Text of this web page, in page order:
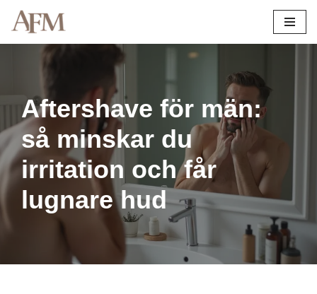
Aftershave för män:
så minskar du
irritation och får
lugnare hud